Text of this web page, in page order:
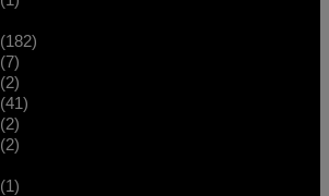
(182)
(7)
(2)
(41)
(2)
(2)
(1)